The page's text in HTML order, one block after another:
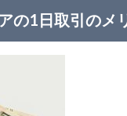
の1日取引のメ